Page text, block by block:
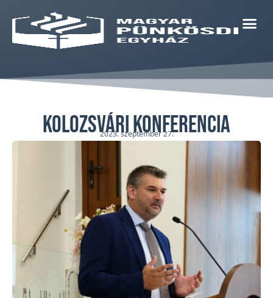
Kolozsvári konferencia
2023. szeptember 27.